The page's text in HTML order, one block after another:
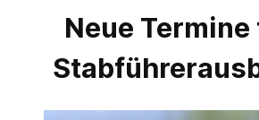
Neue